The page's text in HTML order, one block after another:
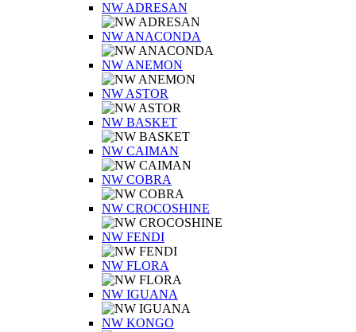
NW ADRESAN
NW ANACONDA
NW ANEMON
NW ASTOR
NW BASKET
NW CAIMAN
NW COBRA
NW CROCOSHINE
NW FENDI
NW FLORA
NW IGUANA
NW KONGO